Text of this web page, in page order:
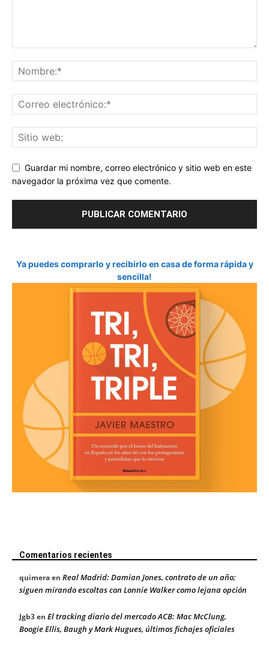
Guardar mi nombre, correo electrónico y sitio web en este
navegador la próxima vez que comente.
Ya puedes comprarlo y recibirlo en casa de forma rápida y
sencilla!
Comentarios recientes
quimeraen Real Madrid: Damian Jones, contrato de un año;
siguen mirando escoltas con Lonnie Walker como lejana opción
Jgb3en El tracking diario del mercado ACB: Mac McClung,
Boogie Ellis, Baugh y Mark Hugues, últimos fichajes oficiales